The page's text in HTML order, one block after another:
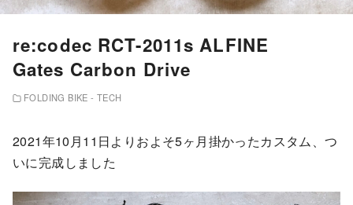
re:codec RCT-2011s ALFINE
Gates Carbon Drive
FOLDING BIKE - TECH
2021年10月11日よりおよそ5ヶ月掛かったカスタム、つ
いに完成しました